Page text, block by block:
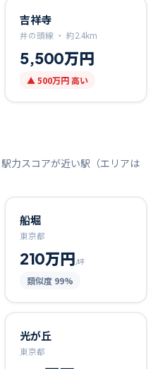
吉祥寺
井の頭線 ・ 約2.4km
5,500万円
▲ 500万円高い
力スコアが近い駅（エリアは
船堀
東京都
210万円/坪
類似度 99%
光が丘
東京都